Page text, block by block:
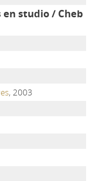
studio / Cheb
, 2003